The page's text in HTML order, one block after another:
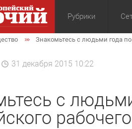
Рубрики
Общество
Знакомьтесь с людьми года по
31 декабря 2015 10:22
с